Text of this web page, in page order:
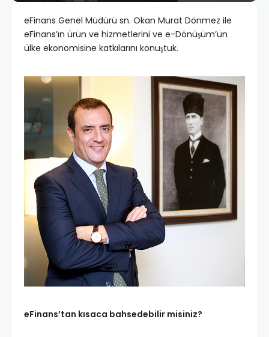
eFinans Genel Müdürü sn. Okan Murat Dönmez ile
eFinans’ın ürün ve hizmetlerini ve e-Dönüşüm’ün
ülke ekonomisine katkılarını konuştuk.
eFinans’tan kısaca bahsedebilir misiniz?